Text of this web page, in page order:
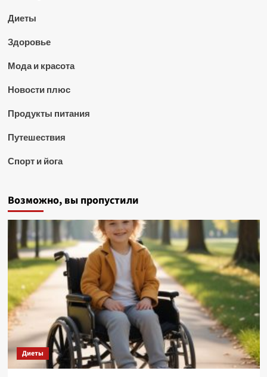
Диеты
Здоровье
Мода и красота
Новости плюс
Продукты питания
Путешествия
Спорт и йога
Возможно, вы пропустили
Диеты